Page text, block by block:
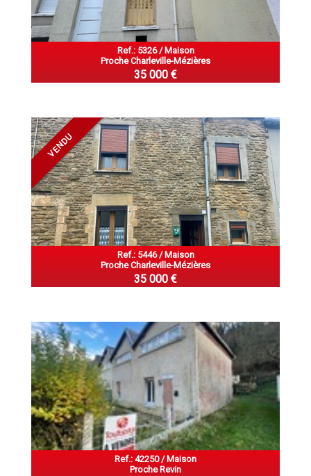
Ref.: 5326 / Maison
Proche Charleville-Mézières
35 000 €
VENDU
Ref.: 5446 / Maison
Proche Charleville-Mézières
35 000 €
Ref.: 42250 / Maison
Proche Revin